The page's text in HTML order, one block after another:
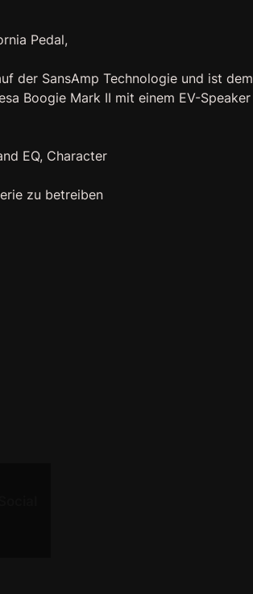
Pedal,
der SansAmp Technologie und ist dem
Boogie Mark II mit einem EV-Speaker
EQ, Character
zu betreiben